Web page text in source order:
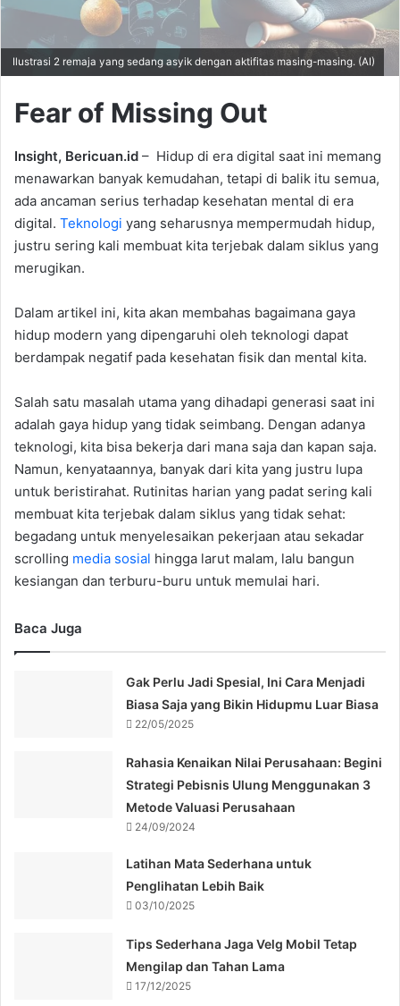
Ilustrasi 2 remaja yang sedang asyik dengan aktifitas masing-masing. (AI)
Fear of Missing Out
Insight, Bericuan.id – Hidup di era digital saat ini memang
menawarkan banyak kemudahan, tetapi di balik itu semua,
ada ancaman serius terhadap kesehatan mental di era
digital. Teknologi yang seharusnya mempermudah hidup,
justru sering kali membuat kita terjebak dalam siklus yang
merugikan.
Dalam artikel ini, kita akan membahas bagaimana gaya
hidup modern yang dipengaruhi oleh teknologi dapat
berdampak negatif pada kesehatan fisik dan mental kita.
Salah satu masalah utama yang dihadapi generasi saat ini
adalah gaya hidup yang tidak seimbang. Dengan adanya
teknologi, kita bisa bekerja dari mana saja dan kapan saja.
Namun, kenyataannya, banyak dari kita yang justru lupa
untuk beristirahat. Rutinitas harian yang padat sering kali
membuat kita terjebak dalam siklus yang tidak sehat:
begadang untuk menyelesaikan pekerjaan atau sekadar
scrolling media sosial hingga larut malam, lalu bangun
kesiangan dan terburu-buru untuk memulai hari.
Baca Juga
Gak Perlu Jadi Spesial, Ini Cara Menjadi
Biasa Saja yang Bikin Hidupmu Luar Biasa
22/05/2025
Rahasia Kenaikan Nilai Perusahaan: Begini
Strategi Pebisnis Ulung Menggunakan 3
Metode Valuasi Perusahaan
24/09/2024
Latihan Mata Sederhana untuk
Penglihatan Lebih Baik
03/10/2025
Tips Sederhana Jaga Velg Mobil Tetap
Mengilap dan Tahan Lama
17/12/2025